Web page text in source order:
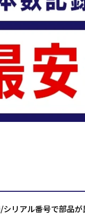
リアル番号で部品